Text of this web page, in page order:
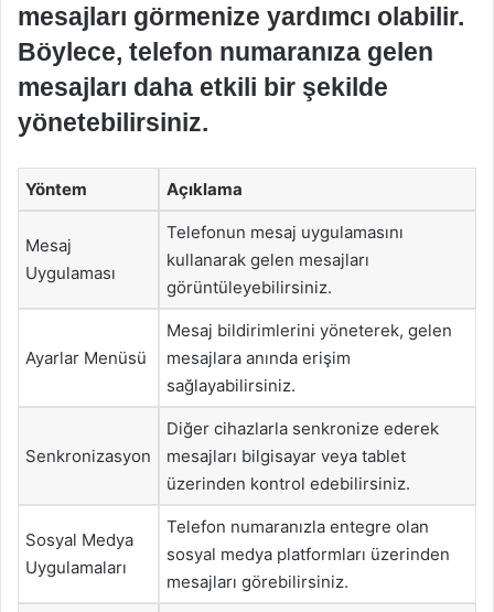
mesajları görmenize yardımcı olabilir.
Böylece, telefon numaranıza gelen
mesajları daha etkili bir şekilde
yönetebilirsiniz.
Yöntem Açıklama
Mesaj
Uygulaması
Telefonun mesaj uygulamasını
kullanarak gelen mesajları
görüntüleyebilirsiniz.
Ayarlar Menüsü
Mesaj bildirimlerini yöneterek, gelen
mesajlara anında erişim
sağlayabilirsiniz.
Senkronizasyon
Diğer cihazlarla senkronize ederek
mesajları bilgisayar veya tablet
üzerinden kontrol edebilirsiniz.
Sosyal Medya
Uygulamaları
Telefon numaranızla entegre olan
sosyal medya platformları üzerinden
mesajları görebilirsiniz.